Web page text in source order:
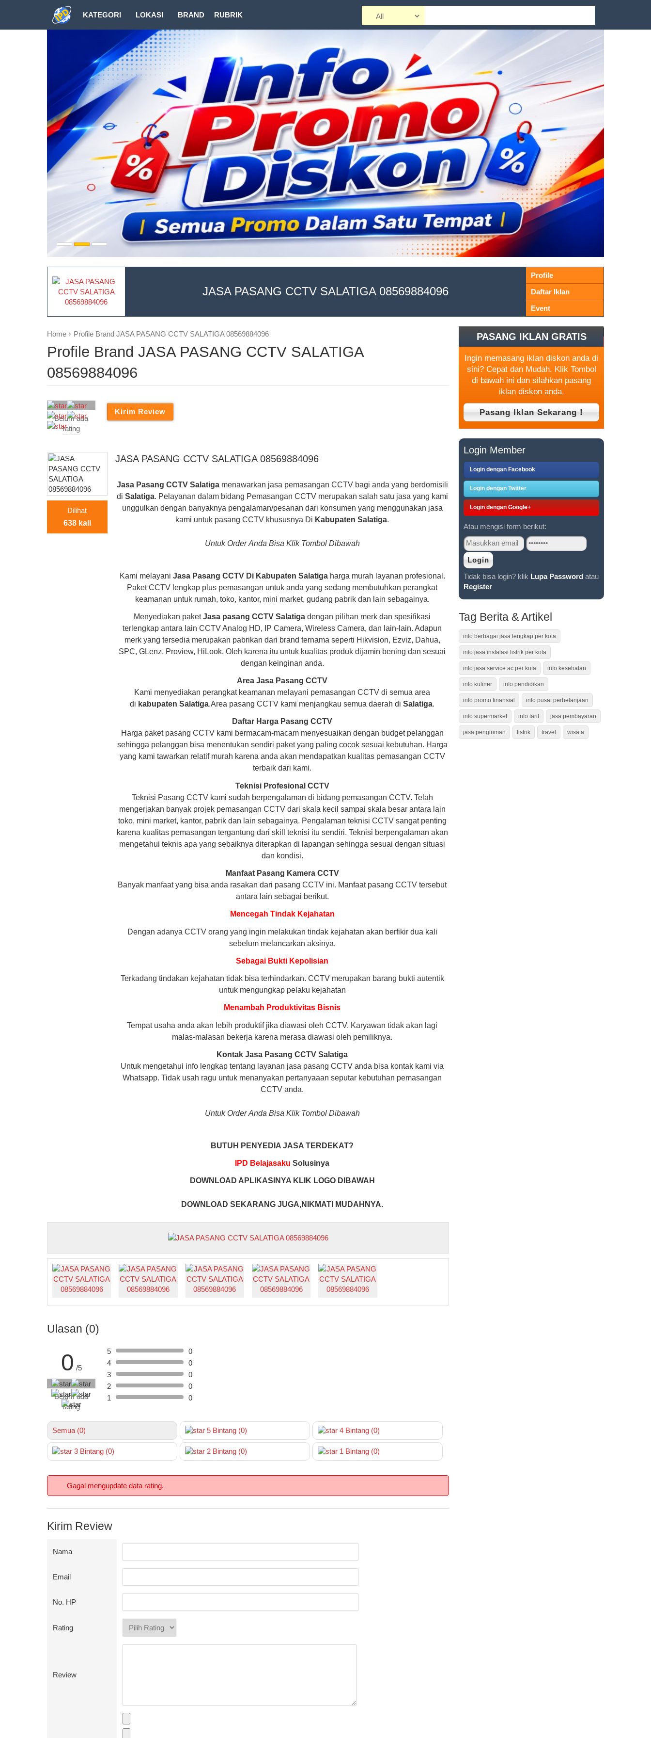
KATEGORI LOKASI BRAND RUBRIK
DOWNLOAD
JASA PASANG CCTV SALATIGA 08569884096
Profile
Daftar Iklan
Event
Home Profile Brand JASA PASANG CCTV SALATIGA 08569884096
Profile Brand JASA PASANG CCTV SALATIGA
08569884096
Belum ada
rating
Dilihat
638 kali
JASA PASANG CCTV SALATIGA 08569884096
Jasa Pasang CCTV Salatigamenawarkan jasa pemasangan CCTV bagi anda yang berdomisili
di Salatiga. Pelayanan dalam bidang Pemasangan CCTV merupakan salah satu jasa yang kami
unggulkan dengan banyaknya pengalaman/pesanan dari konsumen yang menggunakan jasa
kami untuk pasang CCTV khususnya Di Kabupaten Salatiga.
Untuk Order Anda Bisa Klik Tombol Dibawah
Kami melayani Jasa Pasang CCTV Di Kabupaten Salatigaharga murah layanan profesional.
Paket CCTV lengkap plus pemasangan untuk anda yang sedang membutuhkan perangkat
keamanan untuk rumah, toko, kantor, mini market, gudang pabrik dan lain sebagainya.
Menyediakan paketJasa pasang CCTV Salatiga dengan pilihan merk dan spesifikasi
terlengkap antara lain CCTV Analog HD, IP Camera, Wireless Camera, dan lain-lain. Adapun
merk yang tersedia merupakan pabrikan dari brand ternama seperti Hikvision, Ezviz, Dahua,
SPC, GLenz, Proview, HiLook. Oleh karena itu untuk kualitas produk dijamin bening dan sesuai
dengan keinginan anda.
Area Jasa Pasang CCTV
Kami menyediakan perangkat keamanan melayani pemasangan CCTV di semua area
di kabupaten Salatiga.Area pasang CCTV kami menjangkau semua daerah diSalatiga.
Daftar Harga Pasang CCTV
Harga paket pasang CCTV kami bermacam-macam menyesuaikan dengan budget pelanggan
sehingga pelanggan bisa menentukan sendiri paket yang paling cocok sesuai kebutuhan. Harga
yang kami tawarkan relatif murah karena anda akan mendapatkan kualitas pemasangan CCTV
terbaik dari kami.
Teknisi Profesional CCTV
Teknisi Pasang CCTV kami sudah berpengalaman di bidang pemasangan CCTV. Telah
mengerjakan banyak projek pemasangan CCTV dari skala kecil sampai skala besar antara lain
toko, mini market, kantor, pabrik dan lain sebagainya. Pengalaman teknisi CCTV sangat penting
karena kualitas pemasangan tergantung dari skill teknisi itu sendiri. Teknisi berpengalaman akan
mengetahui teknis apa yang sebaiknya diterapkan di lapangan sehingga sesuai dengan situasi
dan kondisi.
Manfaat Pasang Kamera CCTV
Banyak manfaat yang bisa anda rasakan dari pasang CCTV ini. Manfaat pasang CCTV tersebut
antara lain sebagai berikut.
Mencegah Tindak Kejahatan
Dengan adanya CCTV orang yang ingin melakukan tindak kejahatan akan berfikir dua kali
sebelum melancarkan aksinya.
Sebagai Bukti Kepolisian
Terkadang tindakan kejahatan tidak bisa terhindarkan. CCTV merupakan barang bukti autentik
untuk mengungkap pelaku kejahatan
Menambah Produktivitas Bisnis
Tempat usaha anda akan lebih produktif jika diawasi oleh CCTV. Karyawan tidak akan lagi
malas-malasan bekerja karena merasa diawasi oleh pemiliknya.
Kontak Jasa Pasang CCTV Salatiga
Untuk mengetahui info lengkap tentang layanan jasa pasang CCTV anda bisa kontak kami via
Whatsapp. Tidak usah ragu untuk menanyakan pertanyaaan seputar kebutuhan pemasangan
CCTV anda.
Untuk Order Anda Bisa Klik Tombol Dibawah
BUTUH PENYEDIA JASA TERDEKAT?
IPD Belajasaku Solusinya
DOWNLOAD APLIKASINYA KLIK LOGO DIBAWAH
DOWNLOAD SEKARANG JUGA,NIKMATI MUDAHNYA.
Ulasan (0)
0 /5
Belum ada
rating
5
0
4
0
3
0
2
0
1
0
Semua (0) 5 Bintang(0) 4 Bintang(0)
3 Bintang (0) 2 Bintang(0) 1 Bintang(0)
Gagal mengupdate data rating.
Kirim Review
Nama
Email
No. HP
Rating
Review
PASANG IKLAN GRATIS
Ingin memasang iklan diskon anda di
sini? Cepat dan Mudah. Klik Tombol
di bawah ini dan silahkan pasang
iklan diskon anda.
Login Member
Login dengan Facebook
Login dengan Twitter
Login dengan Google+
Atau mengisi form berikut:
Tidak bisa login? klik Lupa Password atau
Register
Tag Berita & Artikel
info berbagai jasa lengkap per kota
info jasa instalasi listrik per kota
info jasa service ac per kota info kesehatan
info kuliner info pendidikan
info promo finansial info pusat perbelanjaan
info supermarket info tarif jasa pembayaran
jasa pengiriman listrik travel wisata